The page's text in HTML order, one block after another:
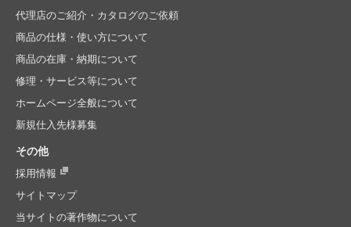
代理店のご紹介・ カタログのご依頼
商品の仕様・使い方について
商品の在庫・納期について
修理・サービス等について
ホームページ全般について
新規仕入先様募集
その他
採用情報
サイトマップ
当サイトの著作物について